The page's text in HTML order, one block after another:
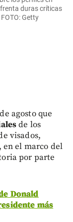
duras críticas
Getty
agosto que
de los
visados,
el marco del
por parte
Donald
más